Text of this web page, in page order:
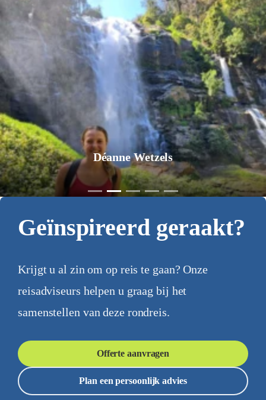
Jurgen Pol
Geïnspireerd geraakt?
Krijgt u al zin om op reis te gaan? Onze
reisadviseurs helpen u graag bij het
samenstellen van deze rondreis.
Offerte aanvragen
Plan een persoonlijk advies